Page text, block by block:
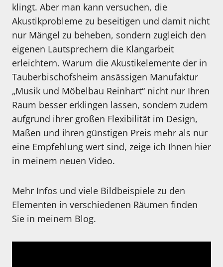
klingt. Aber man kann versuchen, die
Akustikprobleme zu beseitigen und damit nicht
nur Mängel zu beheben, sondern zugleich den
eigenen Lautsprechern die Klangarbeit
erleichtern. Warum die Akustikelemente der in
Tauberbischofsheim ansässigen Manufaktur
„Musik und Möbelbau Reinhart“ nicht nur Ihren
Raum besser erklingen lassen, sondern zudem
aufgrund ihrer großen Flexibilität im Design,
Maßen und ihren günstigen Preis mehr als nur
eine Empfehlung wert sind, zeige ich Ihnen hier
in meinem neuen Video.
Mehr Infos und viele Bildbeispiele zu den
Elementen in verschiedenen Räumen finden
Sie in meinem Blog.